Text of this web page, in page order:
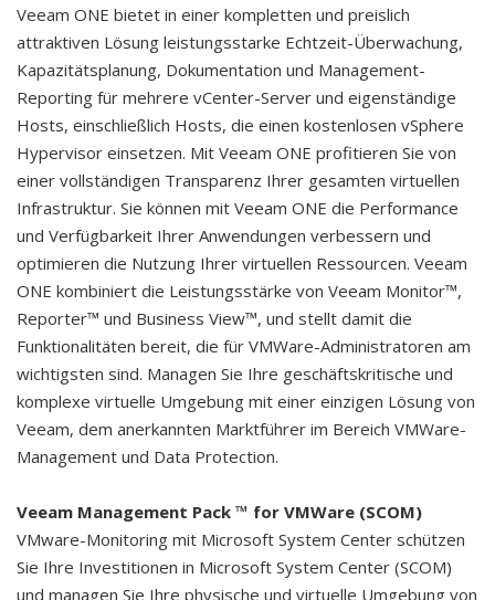
Veeam ONE bietet in einer kompletten und preislich
attraktiven Lösung leistungsstarke Echtzeit-Überwachung,
Kapazitätsplanung, Dokumentation und Management-
Reporting für mehrere vCenter-Server und eigenständige
Hosts, einschließlich Hosts, die einen kostenlosen vSphere
Hypervisor einsetzen. Mit Veeam ONE profitieren Sie von
einer vollständigen Transparenz Ihrer gesamten virtuellen
Infrastruktur. Sie können mit Veeam ONE die Performance
und Verfügbarkeit Ihrer Anwendungen verbessern und
optimieren die Nutzung Ihrer virtuellen Ressourcen. Veeam
ONE kombiniert die Leistungsstärke von Veeam Monitor™,
Reporter™ und Business View™, und stellt damit die
Funktionalitäten bereit, die für VMWare-Administratoren am
wichtigsten sind. Managen Sie Ihre geschäftskritische und
komplexe virtuelle Umgebung mit einer einzigen Lösung von
Veeam, dem anerkannten Marktführer im Bereich VMWare-
Management und Data Protection.
Veeam Management Pack ™ for VMWare (SCOM)
VMware-Monitoring mit Microsoft System Center schützen
Sie Ihre Investitionen in Microsoft System Center (SCOM)
und managen Sie Ihre physische und virtuelle Umgebung von